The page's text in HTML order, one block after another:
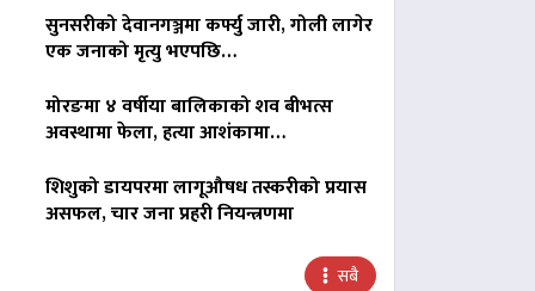
सुनसरीको देवानगञ्जमा कर्फ्यु जारी, गोली लागेर
एक जनाको मृत्यु भएपछि…
मोरङमा ४ वर्षीया बालिकाको शव बीभत्स
अवस्थामा फेला, हत्या आशंकामा…
शिशुको डायपरमा लागूऔषध तस्करीको प्रयास
असफल, चार जना प्रहरी नियन्त्रणमा
सबै